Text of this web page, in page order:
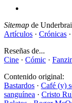
Sitemap de
Artículos · Crónicas ·
Reseñas de...
Cine · Cómic ·
Contenido original:
Bastardos · Café (y)
sanguínea · Cristo